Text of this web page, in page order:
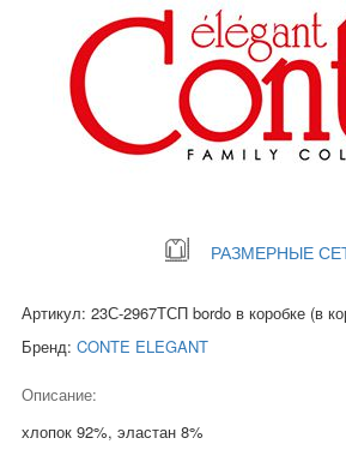
РАЗМЕРНЫЕ
Артикул: 23С-2967ТСП bordo в коробке (в
Бренд: CONTE ELEGANT
Описание:
хлопок 92%, эластан 8%